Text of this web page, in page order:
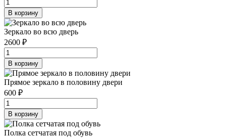
В корзину
Зеркало во всю дверь
2600 ₽
В корзину
Прямое зеркало в половину двери
600 ₽
В корзину
Полка сетчатая под обувь